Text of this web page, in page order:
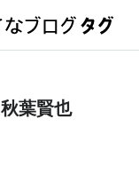
秋葉賢也